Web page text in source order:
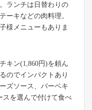
ランチは日替わりの
ーキなどの肉料理。
様メニューもありま
キン(1,860円)を頼ん
のでインパクトあり
ズソース、バーベキ
スを選んで付けて食べ